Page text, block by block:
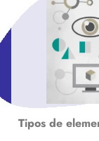
Tipos de